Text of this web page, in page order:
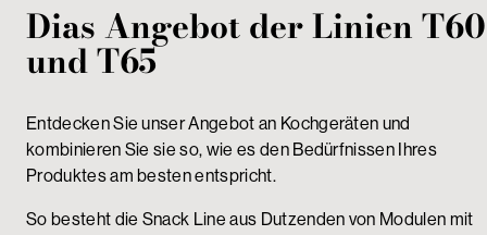
Dias Angebot der LinienT60
undT65
Entdecken Sie unser Angebot an Kochgeräten und
kombinieren Sie sie so, wie es den Bedürfnissen Ihres
Produktes am besten entspricht.
So besteht die Snack Line aus Dutzenden von Modulen mit